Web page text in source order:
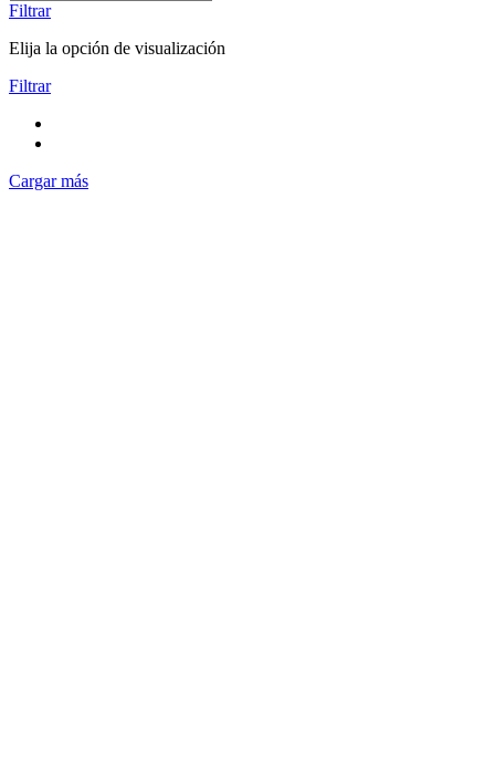
Filtrar
Elija la opción de visualización
Filtrar
Cargar más